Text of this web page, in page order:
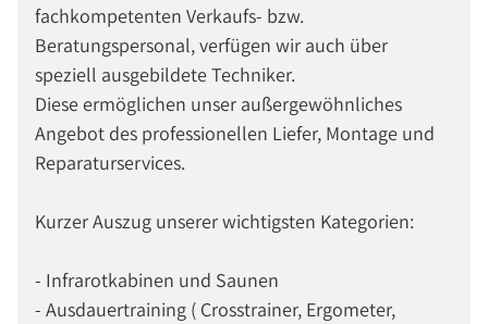
fachkompetenten Verkaufs- bzw.
Beratungspersonal, verfügen wir auch über
speziell ausgebildete Techniker.
Diese ermöglichen unser außergewöhnliches
Angebot des professionellen Liefer, Montage und
Reparaturservices.
Kurzer Auszug unserer wichtigsten Kategorien:
- Infrarotkabinen und Saunen
- Ausdauertraining ( Crosstrainer, Ergometer,